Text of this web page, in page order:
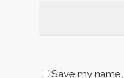
Save my